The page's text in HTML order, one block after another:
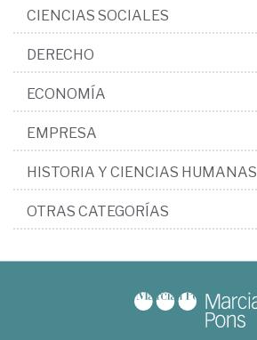
CIENCIAS SOCIALES
DERECHO
ECONOMÍA
EMPRESA
HISTORIA Y CIENCIAS HUMANAS
OTRAS CATEGORÍAS